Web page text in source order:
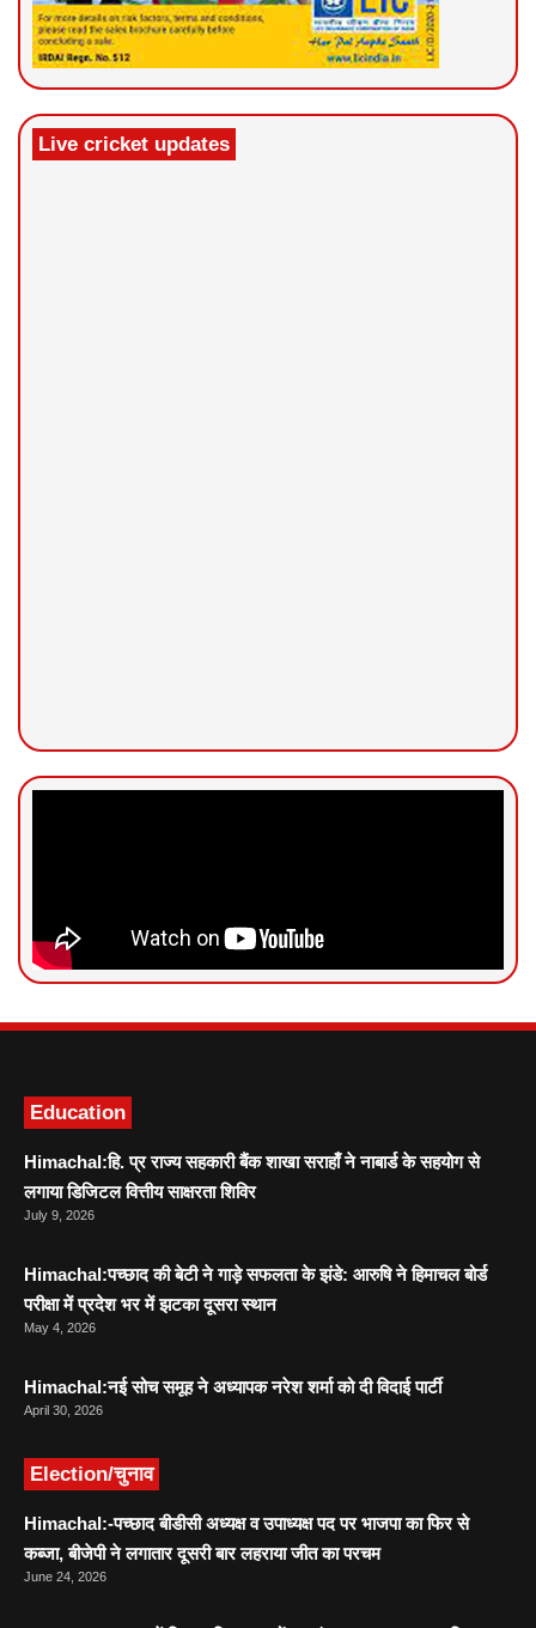
Live cricket updates
Education
Himachal:हि. प्र राज्य सहकारी बैंक शाखा सराहाँ ने नाबार्ड के सहयोग से
लगाया डिजिटल वित्तीय साक्षरता शिविर
July 9, 2026
Himachal:पच्छाद की बेटी ने गाड़े सफलता के झंडे: आरुषि ने हिमाचल बोर्ड
परीक्षा में प्रदेश भर में झटका दूसरा स्थान
May 4, 2026
Himachal:नई सोच समूह ने अध्यापक नरेश शर्मा को दी विदाई पार्टी
April 30, 2026
Election/चुनाव
Himachal:-पच्छाद बीडीसी अध्यक्ष व उपाध्यक्ष पद पर भाजपा का फिर से
कब्जा, बीजेपी ने लगातार दूसरी बार लहराया जीत का परचम
June 24, 2026